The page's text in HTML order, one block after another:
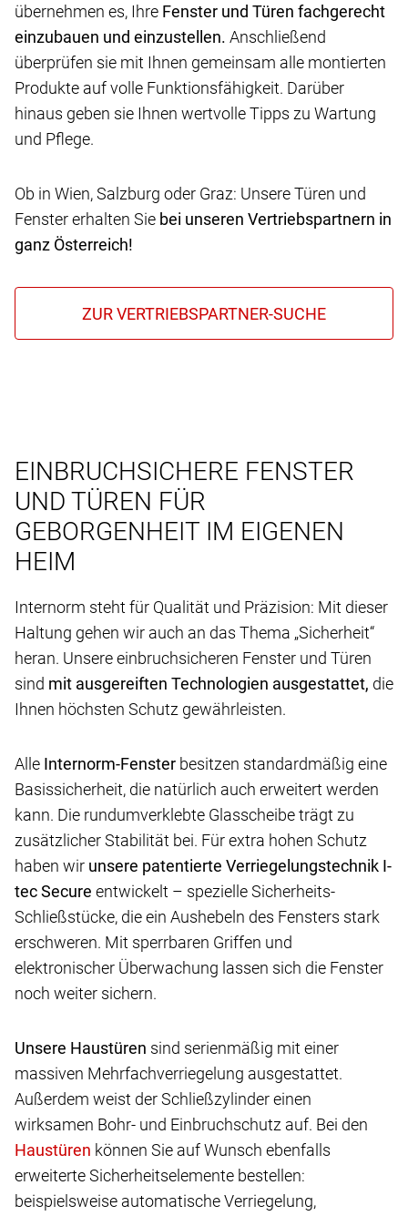
übernehmen es, Ihre Fenster und Türen fachgerecht
einzubauen und einzustellen. Anschließend
überprüfen sie mit Ihnen gemeinsam alle montierten
Produkte auf volle Funktionsfähigkeit. Darüber
hinaus geben sie Ihnen wertvolle Tipps zu Wartung
und Pflege.
Ob in Wien, Salzburg oder Graz: Unsere Türen und
Fenster erhalten Sie bei unseren Vertriebspartnern in
ganz Österreich!
EINBRUCHSICHERE FENSTER
UND TÜREN FÜR
GEBORGENHEIT IM EIGENEN
HEIM
Internorm steht für Qualität und Präzision: Mit dieser
Haltung gehen wir auch an das Thema „Sicherheit“
heran. Unsere einbruchsicheren Fenster und Türen
sind mit ausgereiften Technologien ausgestattet, die
Ihnen höchsten Schutz gewährleisten.
Alle Internorm-Fenster besitzen standardmäßig eine
Basissicherheit, die natürlich auch erweitert werden
kann. Die rundumverklebte Glasscheibe trägt zu
zusätzlicher Stabilität bei. Für extra hohen Schutz
haben wir unsere patentierte Verriegelungstechnik I-
tec Secure entwickelt – spezielle Sicherheits-
Schließstücke, die ein Aushebeln des Fensters stark
erschweren. Mit sperrbaren Griffen und
elektronischer Überwachung lassen sich die Fenster
noch weiter sichern.
Unsere Haustüren sind serienmäßig mit einer
massiven Mehrfachverriegelung ausgestattet.
Außerdem weist der Schließzylinder einen
wirksamen Bohr- und Einbruchschutz auf. Bei den
können Sie auf Wunsch ebenfalls
erweiterte Sicherheitselemente bestellen:
beispielsweise automatische Verriegelung,